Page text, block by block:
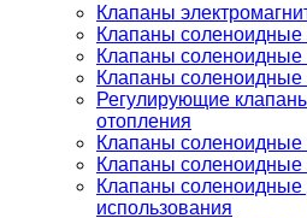
Клапаны
Клапаны
Клапаны соленоидные
Клапаны
Регулирующие
отопления
Клапаны соленоидные
Клапаны соленоидные
Клапаны соленоидные
использования